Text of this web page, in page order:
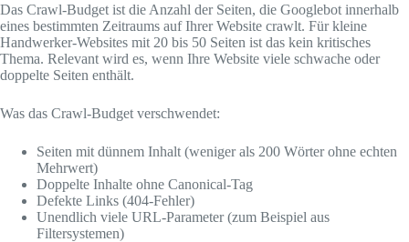
Das Crawl-Budget ist die Anzahl der Seiten, die Googlebot innerhalb
eines bestimmten Zeitraums auf Ihrer Website crawlt. Für kleine
Handwerker-Websites mit 20 bis 50 Seiten ist das kein kritisches
Thema. Relevant wird es, wenn Ihre Website viele schwache oder
doppelte Seiten enthält.
Was das Crawl-Budget verschwendet:
Seiten mit dünnem Inhalt (weniger als 200 Wörter ohne echten
Mehrwert)
Doppelte Inhalte ohne Canonical-Tag
Defekte Links (404-Fehler)
Unendlich viele URL-Parameter (zum Beispiel aus
Filtersystemen)